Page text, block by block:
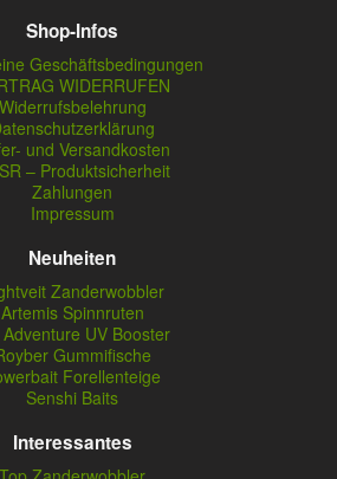
Shop-Infos
Geschäftsbedingungen
WIDERRUFEN
Widerrufsbelehrung
und Versandkosten
– Produktsicherheit
Zahlungen
Impressum
Neuheiten
Zanderwobbler
Artemis Spinnruten
Adventure UV Booster
Gummifische
Forellenteige
Senshi Baits
Interessantes